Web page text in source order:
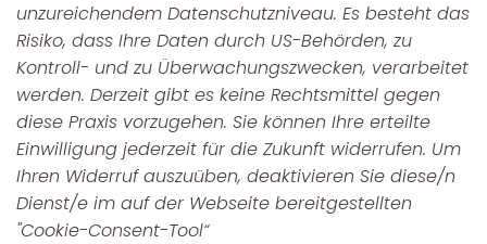
unzureichendem Datenschutzniveau. Es besteht das
Risiko, dass Ihre Daten durch US-Behörden, zu
Kontroll- und zu Überwachungszwecken, verarbeitet
werden. Derzeit gibt es keine Rechtsmittel gegen
diese Praxis vorzugehen. Sie können Ihre erteilte
Einwilligung jederzeit für die Zukunft widerrufen. Um
Ihren Widerruf auszuüben, deaktivieren Sie diese/n
Dienst/e im auf der Webseite bereitgestellten
"Cookie-Consent-Tool“